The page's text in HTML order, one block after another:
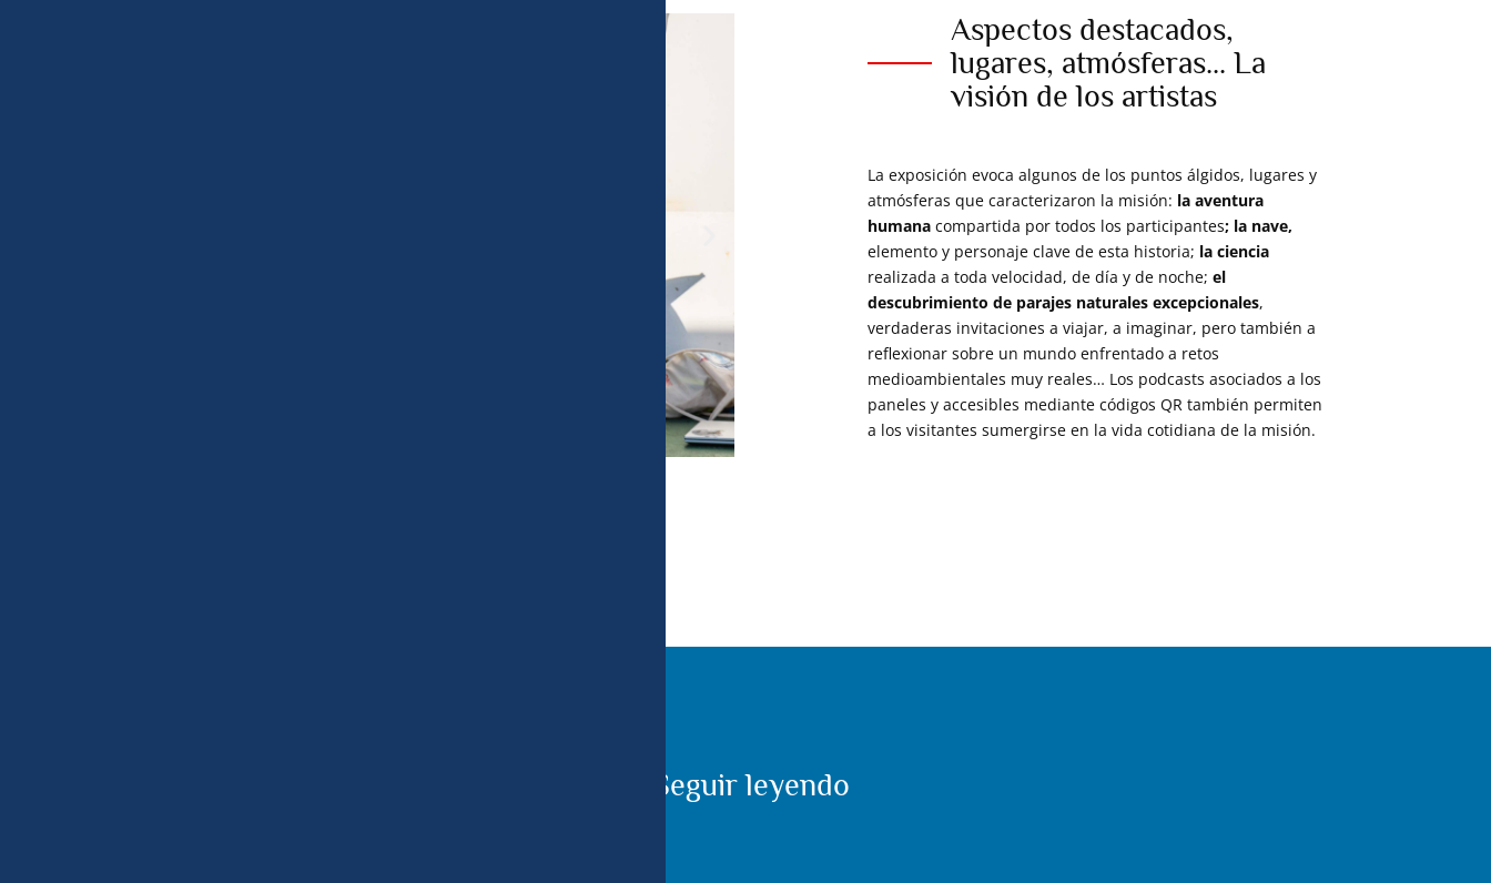
Aspectos destacados,
lugares, atmósferas... La
visión de los artistas
La exposición evoca algunos de los puntos álgidos, lugares y
atmósferas que caracterizaron la misión: la aventura
humana compartida por todos los participantes; la nave,
elemento y personaje clave de esta historia; la ciencia
realizada a toda velocidad, de día y de noche; el
descubrimiento de parajes naturales excepcionales,
verdaderas invitaciones a viajar, a imaginar, pero también a
reflexionar sobre un mundo enfrentado a retos
medioambientales muy reales… Los podcasts asociados a los
paneles y accesibles mediante códigos QR también permiten
a los visitantes sumergirse en la vida cotidiana de la misión.
Seguir leyendo